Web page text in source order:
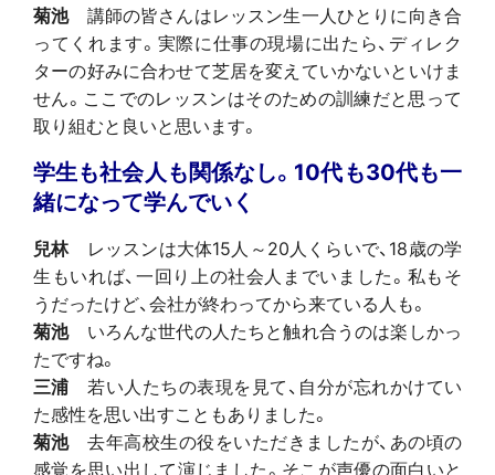
菊池講師の皆さんはレッスン生一人ひとりに向き合
ってくれます。実際に仕事の現場に出たら、ディレク
ターの好みに合わせて芝居を変えていかないといけま
せん。ここでのレッスンはそのための訓練だと思って
取り組むと良いと思います。
学生も社会人も関係なし。10代も30代も一
緒になって学んでいく
兒林レッスンは大体15人～20人くらいで、18歳の学
生もいれば、一回り上の社会人までいました。私もそ
うだったけど、会社が終わってから来ている人も。
菊池いろんな世代の人たちと触れ合うのは楽しかっ
たですね。
三浦 若い人たちの表現を見て、自分が忘れかけてい
た感性を思い出すこともありました。
菊池去年高校生の役をいただきましたが、あの頃の
感覚を思い出して演じました。そこが声優の面白いと